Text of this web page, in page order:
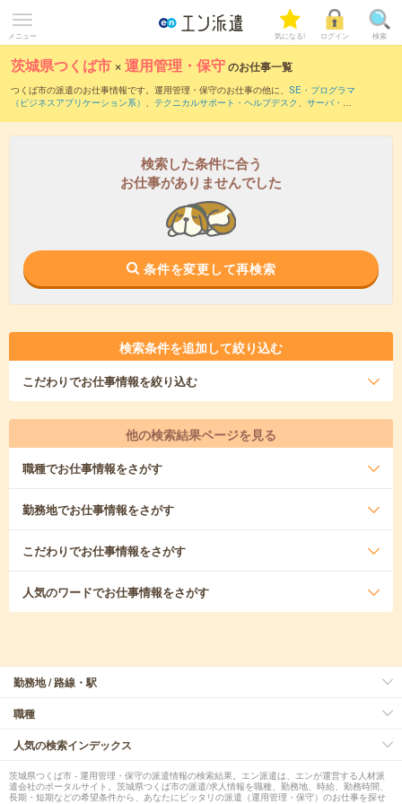
メニュー 気になる! ログイン 検索
茨城県つくば市 ×運用管理・保守のお仕事一覧
つくば市の派遣のお仕事情報です。運用管理・保守のお仕事の他に、 SE・プログラマ
（ビジネスアプリケーション系） 、 テクニカルサポート・ヘルプデスク 、 サーバ・ネ
保守のお仕事とは？とは？
検索した条件に合う
お仕事がありませんでした
条件を変更して再検索
検索条件を追加して絞り込む
こだわりでお仕事情報を絞り込む
他の検索結果ページを見る
職種でお仕事情報をさがす
勤務地でお仕事情報をさがす
こだわりでお仕事情報をさがす
人気のワードでお仕事情報をさがす
勤務地 / 路線・駅
職種
人気の検索インデックス
茨城県つくば市 - 運用管理・保守の派遣情報の検索結果。エン派遣は、エンが運営する人材派
遣会社のポータルサイト。茨城県つくば市の派遣/求人情報を職種、勤務地、時給、勤務時間、
長期・短期などの希望条件から、あなたにピッタリの派遣（運用管理・保守）のお仕事を探せ